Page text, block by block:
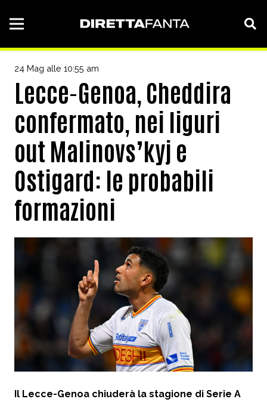
24 Mag alle 10:55 am
Lecce-Genoa, Cheddira
confermato, nei liguri
out Malinovs’kyj e
Ostigard: le probabili
formazioni
Il Lecce-Genoa chiuderà la stagione di Serie A